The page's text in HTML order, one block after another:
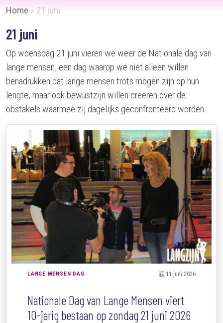
Home » 21 juni
21 juni
Op woensdag 21 juni vieren we weer de Nationale dag van
lange mensen, een dag waarop we niet alleen willen
benadrukken dat lange mensen trots mogen zijn op hun
lengte, maar ook bewustzijn willen creëren over de
obstakels waarmee zij dagelijks geconfronteerd worden.
LANGE MENSEN DAG 11 juni 2026
Nationale Dag van Lange Mensen viert
10-jarig bestaan op zondag 21 juni 2026